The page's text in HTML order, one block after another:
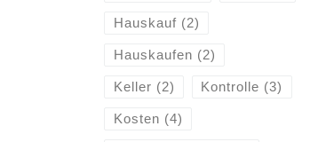
Hauskauf(2)
Hauskaufen (2)
Keller (2) Kontrolle (3)
Kosten (4)